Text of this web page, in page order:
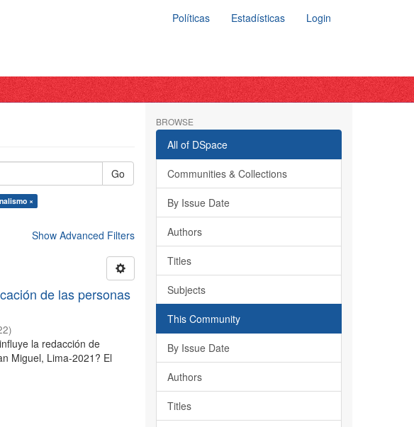
Políticas Estadísticas Login
Go
×
Show Advanced Filters
de las personas
)
la redacción de
Miguel, Lima-2021? El
BROWSE
All of DSpace
Communities & Collections
By Issue Date
Authors
Titles
Subjects
This Community
By Issue Date
Authors
Titles